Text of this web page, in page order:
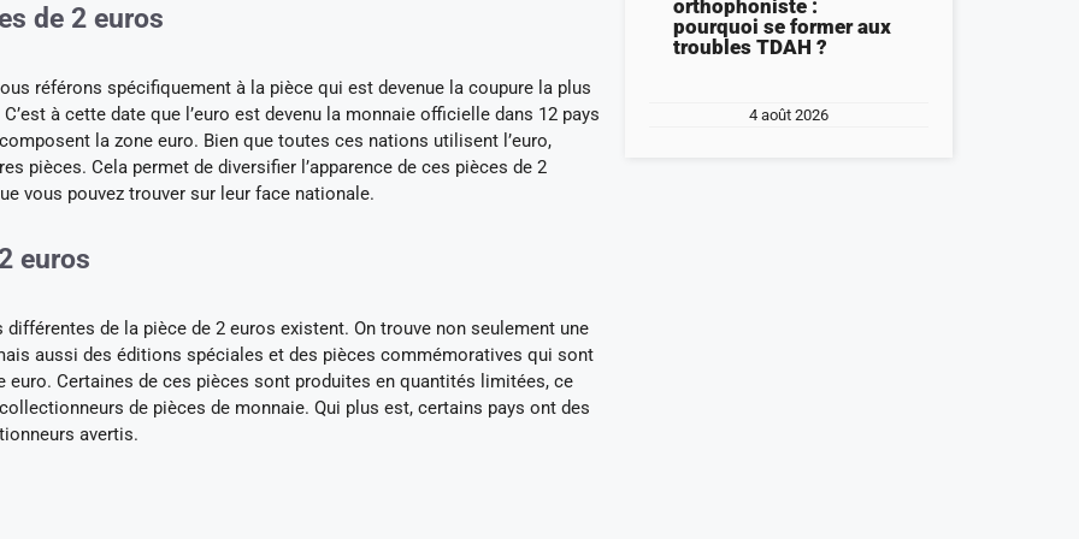
de 2 euros
référons spécifiquement à la pièce qui est devenue la coupure la plus
à cette date que l’euro est devenu la monnaie officielle dans 12 pays
la zone euro. Bien que toutes ces nations utilisent l’euro,
pièces. Cela permet de diversifier l’apparence de ces pièces de 2
vous pouvez trouver sur leur face nationale.
euros
de la pièce de 2 euros existent. On trouve non seulement une
aussi des éditions spéciales et des pièces commémoratives qui sont
euro. Certaines de ces pièces sont produites en quantités limitées, ce
de pièces de monnaie. Qui plus est, certains pays ont des
avertis.
orthophoniste :
pourquoi se former aux
troubles TDAH ?
4 août 2026